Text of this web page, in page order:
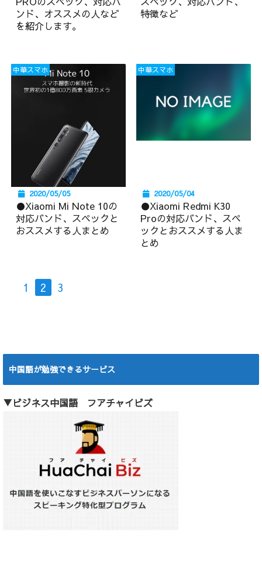
ンド、オススメの人など
を紹介します。
特徴など
中華スマホ
2020/05/05
●Xiaomi Mi Note 10の
対応バンド、スペックと
おススメする人まとめ
中華スマホ
2020/05/04
●Xiaomi Redmi K30
Proの対応バンド、スペ
ックとおススメする人ま
とめ
1 2 3
中国語が勉強できるサービス
▼ビジネス中国語 フアチャイビズ